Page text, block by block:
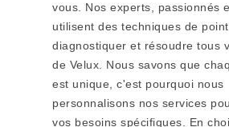
vous. Nos experts, passionnés
utilisent des techniques de
diagnostiquer et résoudre tous
de Velux. Nous savons que
est unique, c'est pourquoi nous
personnalisons nos services
vos besoins spécifiques. En